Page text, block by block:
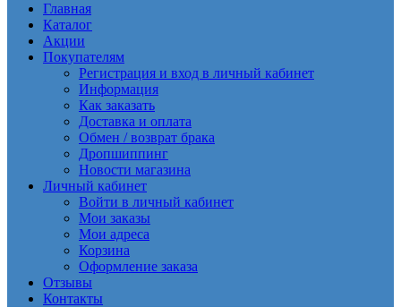
Главная
Каталог
Акции
Покупателям
Регистрация и вход в личный кабинет
Информация
Как заказать
Доставка и оплата
Обмен / возврат брака
Дропшиппинг
Новости магазина
Личный кабинет
Войти в личный кабинет
Мои заказы
Мои адреса
Корзина
Оформление заказа
Отзывы
Контакты